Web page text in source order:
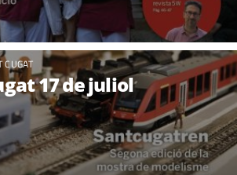
CUGAT
17 de juliol